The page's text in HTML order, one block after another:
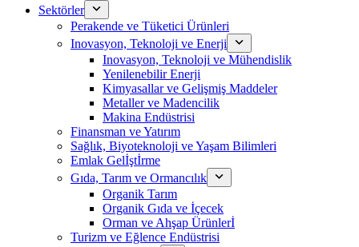
Sektörler
Perakende ve Tüketici Ürünleri
Inovasyon, Teknoloji ve Enerji
Inovasyon, Teknoloji ve Mühendislik
Yenilenebilir Enerji
Kimyasallar ve Gelişmiş Maddeler
Metaller ve Madencilik
Makina Endüstrisi
Finansman ve Yatırım
Sağlık, Biyoteknoloji ve Yaşam Bilimleri
Emlak Gelİştİrme
Gıda, Tarım ve Ormancılık
Organik Tarım
Organik Gıda ve İçecek
Orman ve Ahşap Ürünlerİ
Turizm ve Eğlence Endüstrisi